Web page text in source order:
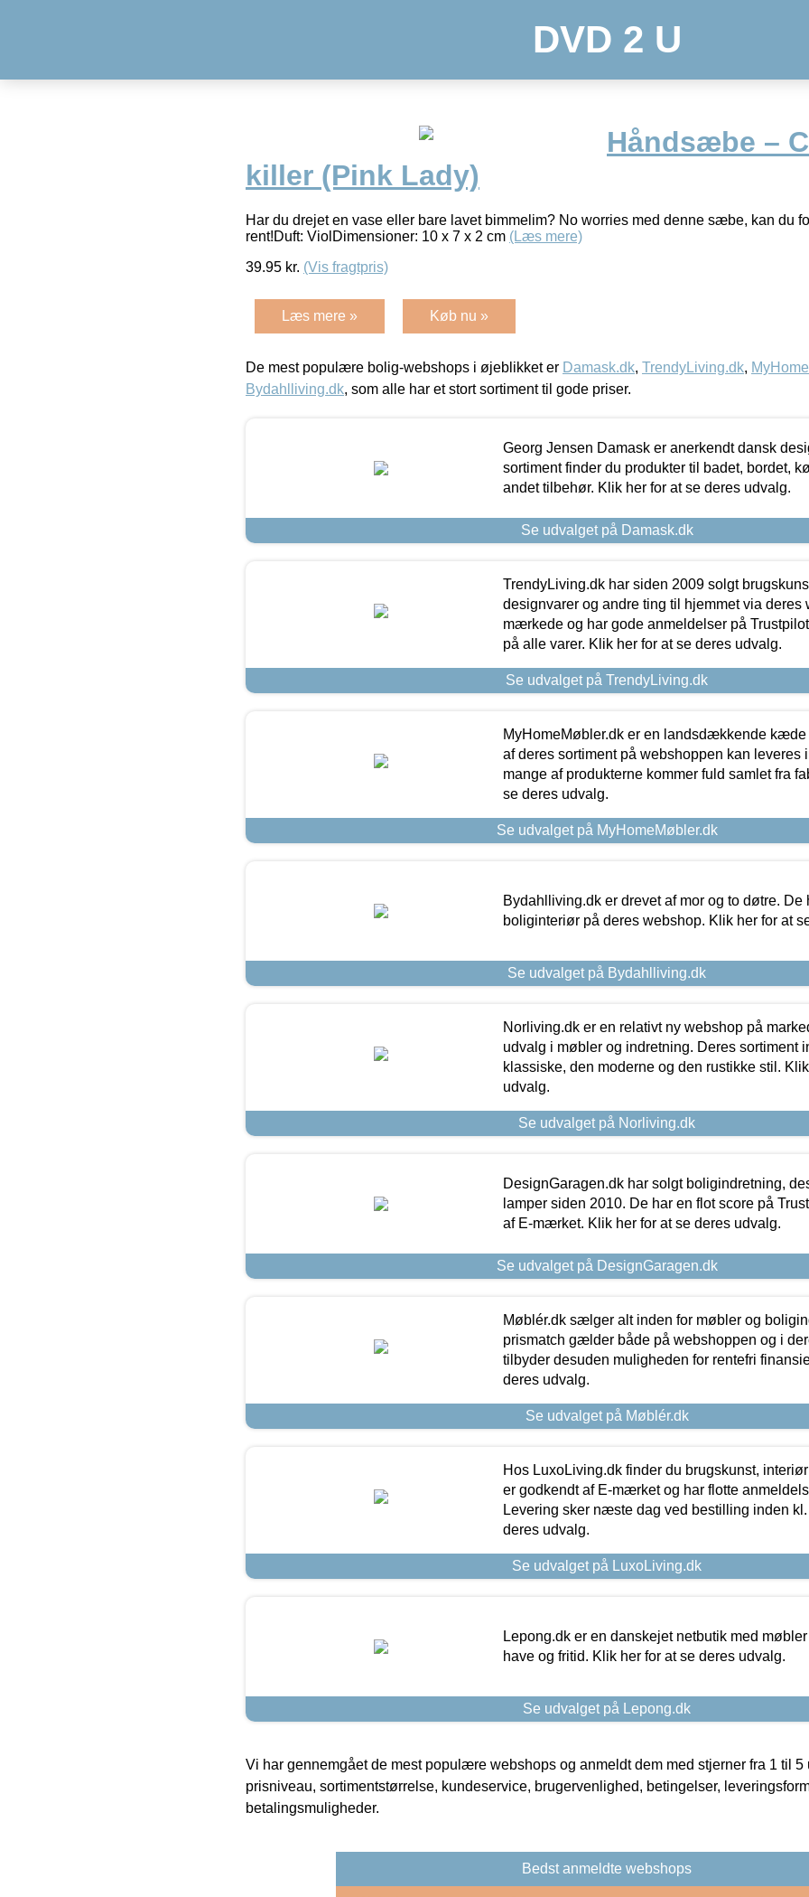
DVD 2 U
Håndsæbe –
killer (Pink Lady)
Har du drejet en vase eller bare lavet bimmelim? No worries med denne sæbe, kan du
rent!Duft: ViolDimensioner: 10 x 7 x 2 cm (Læs mere)
39.95 kr. (Vis fragtpris)
Læs mere » Køb nu »
De mest populære bolig-webshops i øjeblikket er Damask.dk, TrendyLiving.dk,
Bydahlliving.dk, som alle har et stort sortiment til gode priser.
Georg Jensen Damask er anerkendt dansk
sortiment finder du produkter til badet, bordet,
andet tilbehør. Klik her for at se deres udvalg.
Se udvalget på Damask.dk
TrendyLiving.dk har siden 2009 solgt
designvarer og andre ting til hjemmet via deres
mærkede og har gode anmeldelser på
på alle varer. Klik her for at se deres udvalg.
Se udvalget på TrendyLiving.dk
MyHomeMøbler.dk er en landsdækkende kæde
af deres sortiment på webshoppen kan leveres
mange af produkterne kommer fuld samlet fra
se deres udvalg.
Se udvalget på MyHomeMøbler.dk
Bydahlliving.dk er drevet af mor og to døtre. De
boliginteriør på deres webshop. Klik her for at
Se udvalget på Bydahlliving.dk
Norliving.dk er en relativt ny webshop på
udvalg i møbler og indretning. Deres sortiment
klassiske, den moderne og den rustikke stil.
udvalg.
Se udvalget på Norliving.dk
DesignGaragen.dk har solgt boligindretning,
lamper siden 2010. De har en flot score på
af E-mærket. Klik her for at se deres udvalg.
Se udvalget på DesignGaragen.dk
Møblér.dk sælger alt inden for møbler og
prismatch gælder både på webshoppen og i
tilbyder desuden muligheden for rentefri
deres udvalg.
Se udvalget på Møblér.dk
Hos LuxoLiving.dk finder du brugskunst,
er godkendt af E-mærket og har flotte
Levering sker næste dag ved bestilling inden
deres udvalg.
Se udvalget på LuxoLiving.dk
Lepong.dk er en danskejet netbutik med
have og fritid. Klik her for at se deres udvalg.
Se udvalget på Lepong.dk
Vi har gennemgået de mest populære webshops og anmeldt dem med stjerner fra 1 til 5
prisniveau, sortimentstørrelse, kundeservice, brugervenlighed, betingelser,
betalingsmuligheder.
Bedst anmeldte webshops